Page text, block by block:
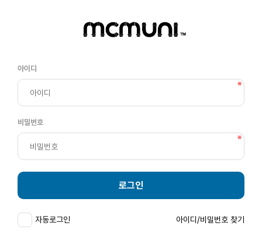
아이디
비밀번호
로그인
자동로그인 아이디/비밀번호 찾기